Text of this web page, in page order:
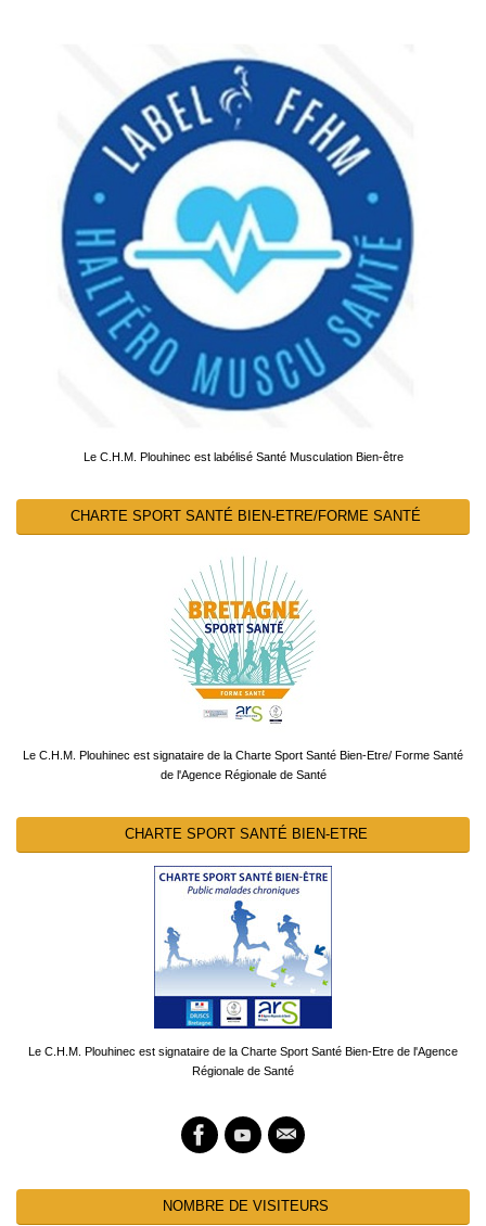
Le C.H.M. Plouhinec est labélisé Santé Musculation Bien-être
CHARTE SPORT SANTÉ BIEN-ETRE/FORME SANTÉ
Le C.H.M. Plouhinec est signataire de la Charte Sport Santé Bien-Etre/ Forme Santé
de l'Agence Régionale de Santé
CHARTE SPORT SANTÉ BIEN-ETRE
Le C.H.M. Plouhinec est signataire de la Charte Sport Santé Bien-Etre de l'Agence
Régionale de Santé
NOMBRE DE VISITEURS